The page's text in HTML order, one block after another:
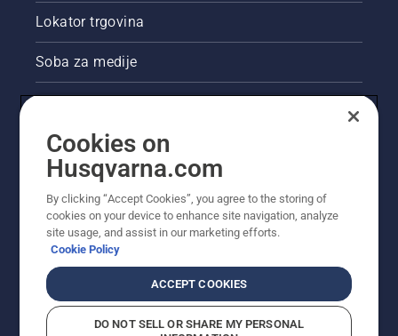
Lokator trgovina
Soba za medije
Akcije
Pravne informacije o proizvodu
Ostale stranice tvrtke Husqvarna
Cookies on
Husqvarna.com
By clicking “Accept Cookies”, you agree to the storing of
cookies on your device to enhance site navigation, analyze
site usage, and assist in our marketing efforts.
Cookie Policy
ACCEPT COOKIES
DO NOT SELL OR SHARE MY PERSONAL